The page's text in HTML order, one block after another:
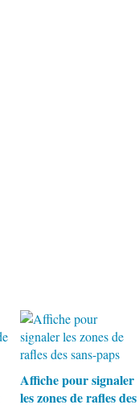
Affiche pour signaler
les zones de rafles des